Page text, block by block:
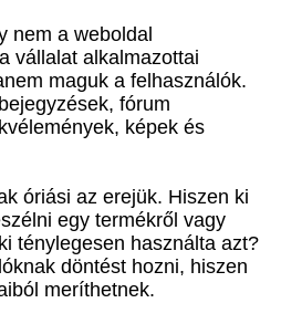
nem a weboldal
vállalat alkalmazottai
maguk a felhasználók.
fórum
képek és
óriási az erejük. Hiszen ki
egy termékről vagy
ténylegesen használta azt?
döntést hozni, hiszen
meríthetnek.